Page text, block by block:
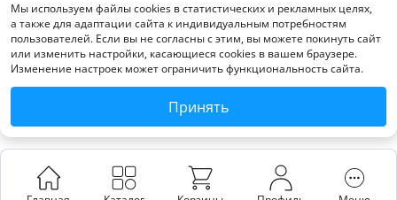
Зарегистрироваться
Мы используем файлы cookies в статистических и рекламных целях,
а также для адаптации сайта к индивидуальным потребностям
пользователей. Если вы не согласны с этим, вы можете покинуть сайт
или изменить настройки, касающиеся cookies в вашем браузере.
Изменение настроек может ограничить функциональность сайта.
Принять